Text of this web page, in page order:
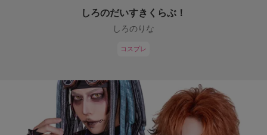
しろのだいすきくらぶ！
しろのりな
コスプレ